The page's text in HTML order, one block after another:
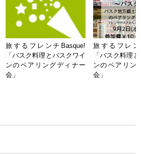
旅するフレンチBasque!
「バスク料理とバスクワイ
ンのペアリングディナー
会」
旅するフレン
「バスク料理
ンのペアリン
会」